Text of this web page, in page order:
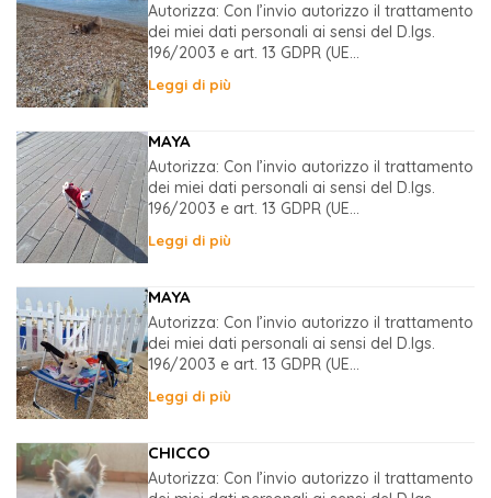
Autorizza: Con l’invio autorizzo il trattamento
dei miei dati personali ai sensi del D.lgs.
196/2003 e art. 13 GDPR (UE...
Leggi di più
MAYA
Autorizza: Con l’invio autorizzo il trattamento
dei miei dati personali ai sensi del D.lgs.
196/2003 e art. 13 GDPR (UE...
Leggi di più
MAYA
Autorizza: Con l’invio autorizzo il trattamento
dei miei dati personali ai sensi del D.lgs.
196/2003 e art. 13 GDPR (UE...
Leggi di più
CHICCO
Autorizza: Con l’invio autorizzo il trattamento